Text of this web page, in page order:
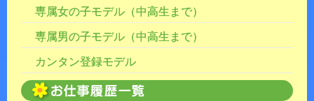
専属女の子モデル（中高生まで）
専属男の子モデル（中高生まで）
カンタン登録モデル